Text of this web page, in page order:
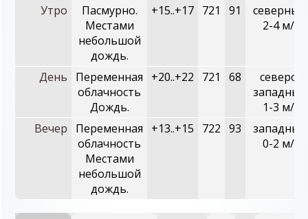
Утро
Пасмурно.
Местами
небольшой
дождь.
+15..+17 721 91
северный,
2-4 м/с
День
Переменная
облачность
Дождь.
+20..+22 721 68
северо-
1-3 м/с
Вечер
Переменная
облачность
Местами
небольшой
дождь.
+13..+15 722 93
0-2 м/с